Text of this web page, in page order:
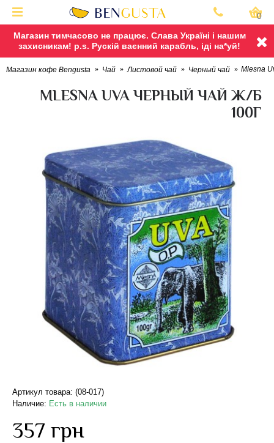
Магазин тимчасово не працює. Слава Україні і нашим
захисникам! p.s. Рускій ваєнний карабль, іді на*уй!
0
Магазин кофе Bengusta Чай Листовой чай Черный чай Mlesna
MLESNA UVA ЧЕРНЫЙ ЧАЙ Ж/Б
100Г
Артикул товара: (08-017)
Наличие: Есть в наличии
357 грн